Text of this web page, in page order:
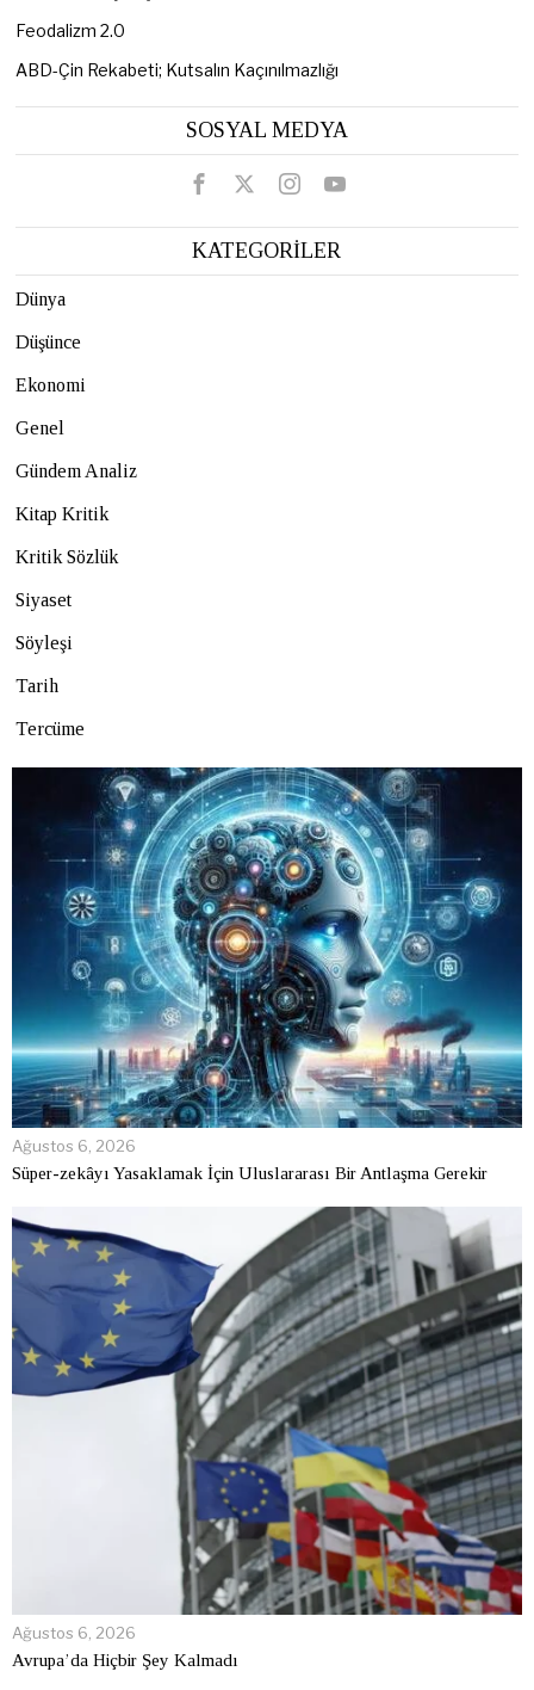
Feodalizm 2.0
ABD-Çin Rekabeti; Kutsalın Kaçınılmazlığı
SOSYAL MEDYA
KATEGORİLER
Dünya
Düşünce
Ekonomi
Genel
Gündem Analiz
Kitap Kritik
Kritik Sözlük
Siyaset
Söyleşi
Tarih
Tercüme
Ağustos 6, 2026
Süper-zekâyı Yasaklamak İçin Uluslararası Bir Antlaşma Gerekir
Ağustos 6, 2026
Avrupa’da Hiçbir Şey Kalmadı